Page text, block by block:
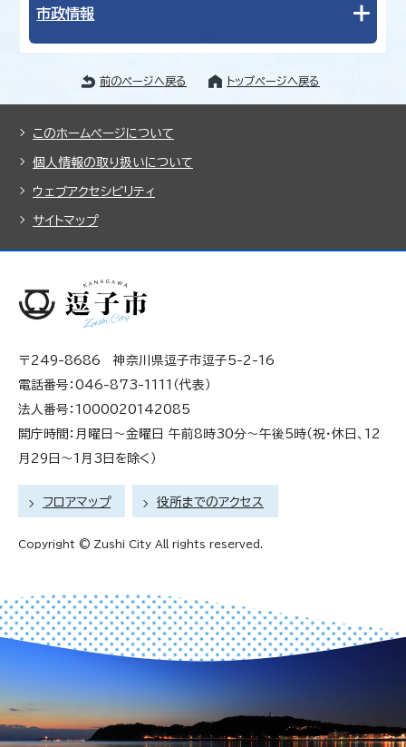
市政情報
前のページへ戻る トップページへ戻る
このホームページについて
個人情報の取り扱いについて
ウェブアクセシビリティ
サイトマップ
〒249-8686 神奈川県逗子市逗子5-2-16
電話番号：046-873-1111（代表）
法人番号：1000020142085
開庁時間：月曜日～金曜日 午前8時30分～午後5時（祝・休日、12
月29日～1月3日を除く）
フロアマップ 役所までのアクセス
Copyright © Zushi City All rights reserved.